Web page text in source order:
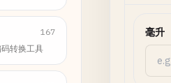
167
转换工具
毫升